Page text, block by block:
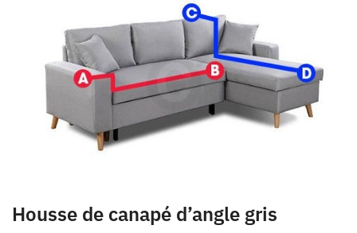
Housse de canapé d’angle gris